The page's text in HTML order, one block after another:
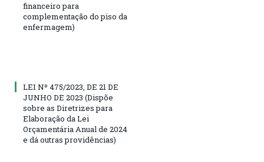
financeiro para
complementação do piso da
enfermagem)
LEI Nº 475/2023, DE 21 DE
JUNHO DE 2023 (Dispõe
sobre as Diretrizes para
Elaboração da Lei
Orçamentária Anual de 2024
e dá outras providências)